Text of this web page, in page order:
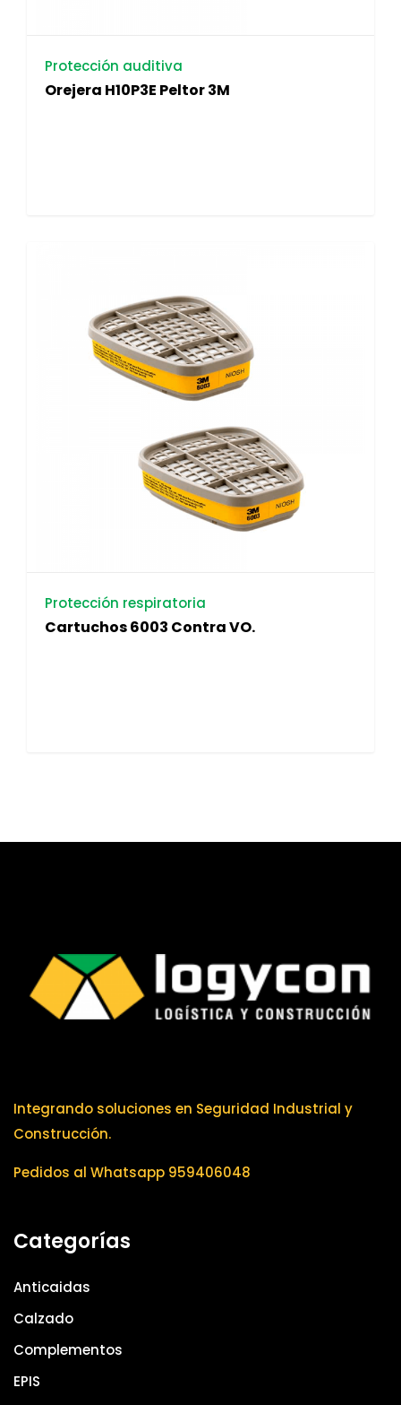
Protección auditiva
Orejera H10P3E Peltor 3M
Protección respiratoria
Cartuchos 6003 Contra VO.
Integrando soluciones en Seguridad Industrial y
Construcción.
Pedidos al Whatsapp 959406048
Categorías
Anticaidas
Calzado
Complementos
EPIS